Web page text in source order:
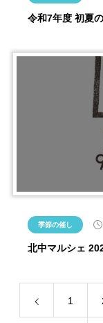
令和7年度 初夏
季節の催し
北中マルシェ
1